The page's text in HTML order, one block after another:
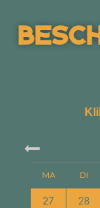
MA DI
27 28